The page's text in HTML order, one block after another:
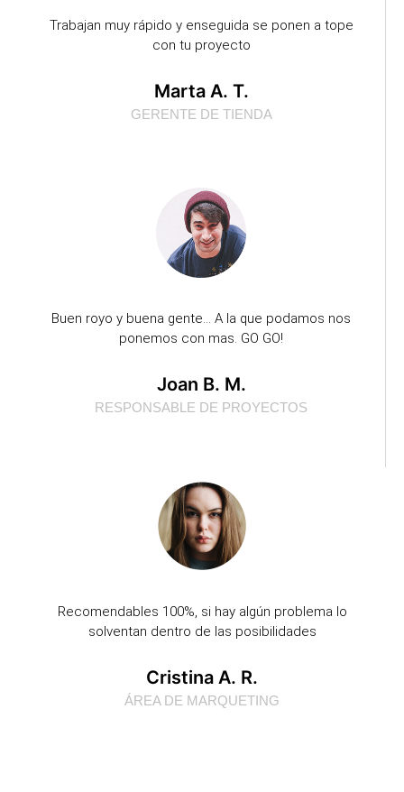
Trabajan muy rápido y enseguida se ponen a tope
con tu proyecto
Marta A. T.
GERENTE DE TIENDA
Buen royo y buena gente... A la que podamos nos
ponemos con mas. GO GO!
Joan B. M.
RESPONSABLE DE PROYECTOS
Recomendables 100%, si hay algún problema lo
solventan dentro de las posibilidades
Cristina A. R.
ÁREA DE MARQUETING